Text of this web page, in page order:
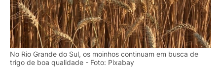
No Rio Grande do Sul, os moinhos continuam em busca de
trigo de boa qualidade - Foto: Pixabay